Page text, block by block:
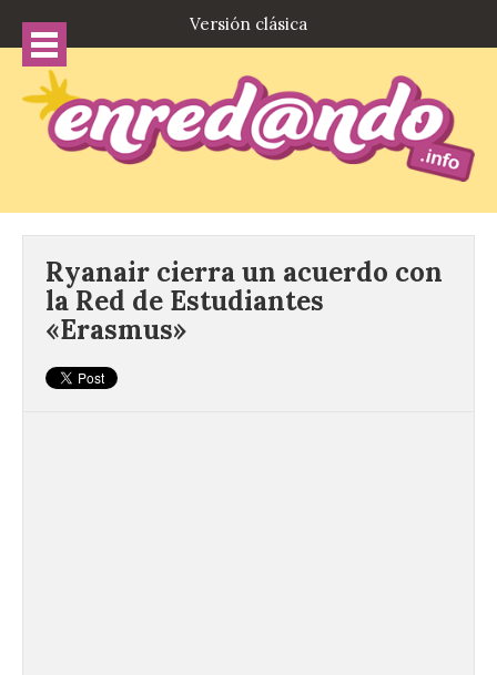
Versión clásica
Ryanair cierra un acuerdo con
la Red de Estudiantes
«Erasmus»